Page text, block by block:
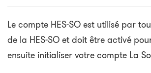
Le compte HES-SO est utilisé par
de la HES-SO et doit être activé
ensuite initialiser votre compte La